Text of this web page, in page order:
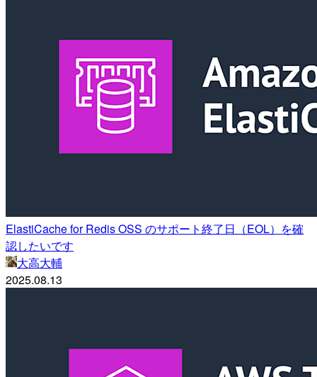
ElastiCache for Redis OSS のサポート終了日（EOL）を確
認したいです
大高大輔
2025.08.13